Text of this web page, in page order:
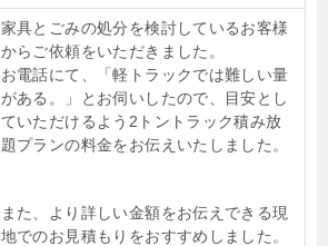
家具とごみの処分を検討しているお客様
からご依頼をいただきました。
お電話にて、「軽トラックでは難しい量
がある。」とお伺いしたので、目安とし
ていただけるよう2トントラック積み放
題プランの料金をお伝えいたしました。
また、より詳しい金額をお伝えできる現
地でのお見積もりをおすすめしました。